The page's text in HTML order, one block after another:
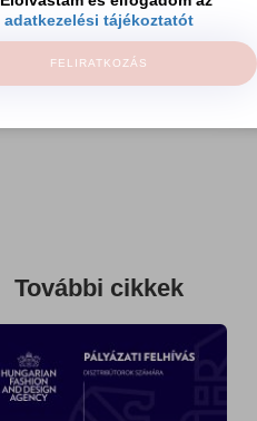
További cikkek
adatkezelési tájékoztatót
FELIRATKOZÁS